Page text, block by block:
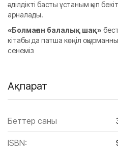
әділдікті басты ұстаным қып
арналады.
«Болмаған балалық шақ»
кітабы да патша көңіл
сенеміз
Ақпарат
Беттер саны
ISBN: